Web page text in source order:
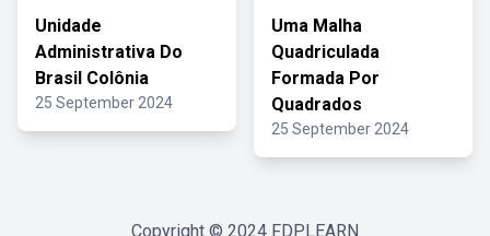
Unidade
Administrativa Do
Brasil Colônia
25 September 2024
Uma Malha
Quadriculada
Formada Por
Quadrados
25 September 2024
Copyright © 2024 FDPLEARN